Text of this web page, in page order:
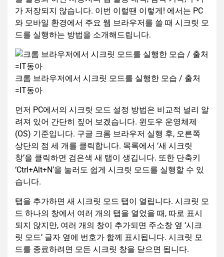
가 저장되지 않습니다. 이번 이럴땐 이렇게! 에서는 PC
와 모바일 환경에서 주요 웹 브라우저를 쓸 때 시크릿 모
드를 실행하는 방법을 소개해드립니다.
크롬 브라우저에서 시크릿 모드를 실행한 모습 / 출처
=IT동아
먼저 PC에서의 시크릿 모드 설정 방법은 비교적 널리 알
려져 있어 간단히 짚어 보겠습니다. 윈도우 운영체제
(OS) 기준입니다. 구글 크롬 브라우저 실행 후, 오른쪽
상단의 점 세 개를 클릭합니다. 목록에서 ‘새 시크릿
창’을 클릭하면 검은색 새 탭이 생깁니다. 또한 단축키
‘Ctrl+Alt+N’을 눌러도 쉽게 시크릿 모드를 실행할 수 있
습니다.
탭을 추가하면 새 시크릿 모드 탭이 열립니다. 시크릿 모
드 하나의 창에서 여러 개의 탭을 열었을 때, 따로 표시
되지 않지만, 여러 개의 창이 추가되면 주소창 옆 ‘시크
릿 모드’ 글자 옆에 번호가 함께 표시됩니다. 시크릿 모
드를 종료하려면 모든 시크릿 창을 닫으면 됩니다.